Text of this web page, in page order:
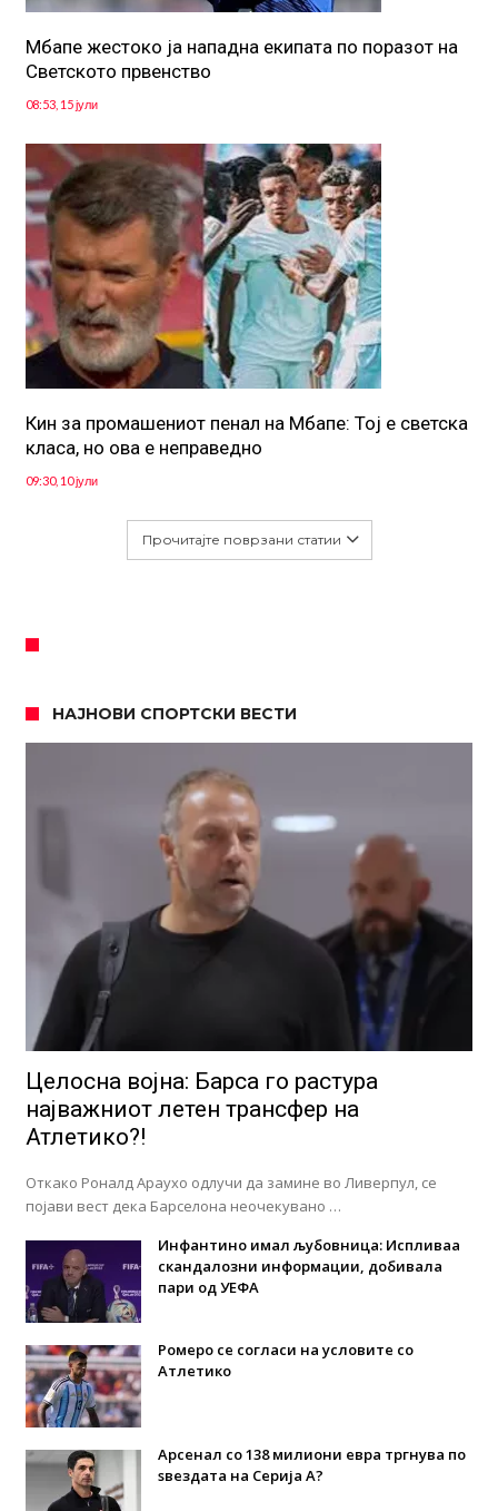
Мбапе жестоко ја нападна екипата по поразот на
Светското првенство
08:53, 15 јули
Кин за промашениот пенал на Мбапе: Тој е светска
класа, но ова е неправедно
09:30, 10 јули
Прочитајте поврзани статии
НАЈНОВИ СПОРТСКИ ВЕСТИ
Целосна војна: Барса го растура
најважниот летен трансфер на
Атлетико?!
Откако Роналд Араухо одлучи да замине во Ливерпул, се
појави вест дека Барселона неочекувано …
Инфантино имал љубовница: Испливаа
скандалозни информации, добивала
пари од УЕФА
Ромеро се согласи на условите со
Атлетико
Арсенал со 138 милиони евра тргнува по
ѕвездата на Серија А?